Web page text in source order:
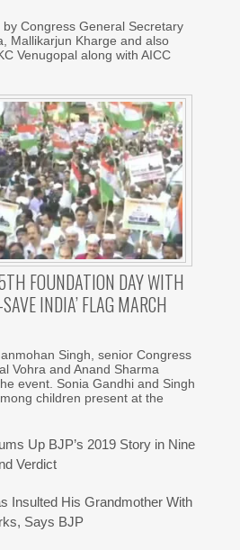
Congress General Secretary
Mallikarjun Kharge and also
Venugopal along with AICC
FOUNDATION DAY WITH
INDIA’ FLAG MARCH
Singh, senior Congress
Vohra and Anand Sharma
event. Sonia Gandhi and Singh
children present at the
Up BJP’s 2019 Story in Nine
Verdict
Insulted His Grandmother With
Says BJP